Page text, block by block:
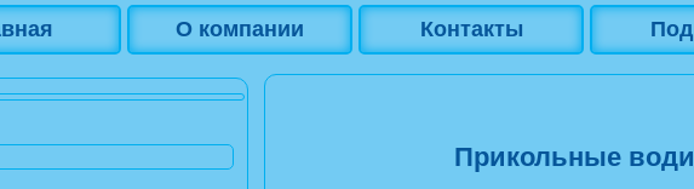
О компании Контакты Под
Прикольные